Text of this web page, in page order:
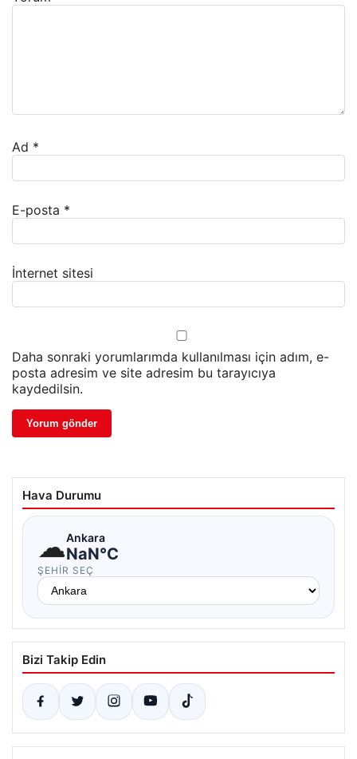
Ad *
E-posta *
İnternet sitesi
Daha sonraki yorumlarımda kullanılması için adım, e-
posta adresim ve site adresim bu tarayıcıya
kaydedilsin.
Hava Durumu
☁Ankara
NaN°C
ŞEHIR SEÇ
Bizi Takip Edin